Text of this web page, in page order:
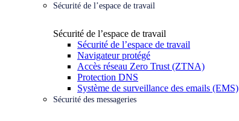
Sécurité de l’espace de travail
Sécurité de l’espace de travail
Sécurité de l’espace de travail
Navigateur protégé
Accès réseau Zero Trust (ZTNA)
Protection DNS
Système de surveillance des emails (EMS)
Sécurité des messageries